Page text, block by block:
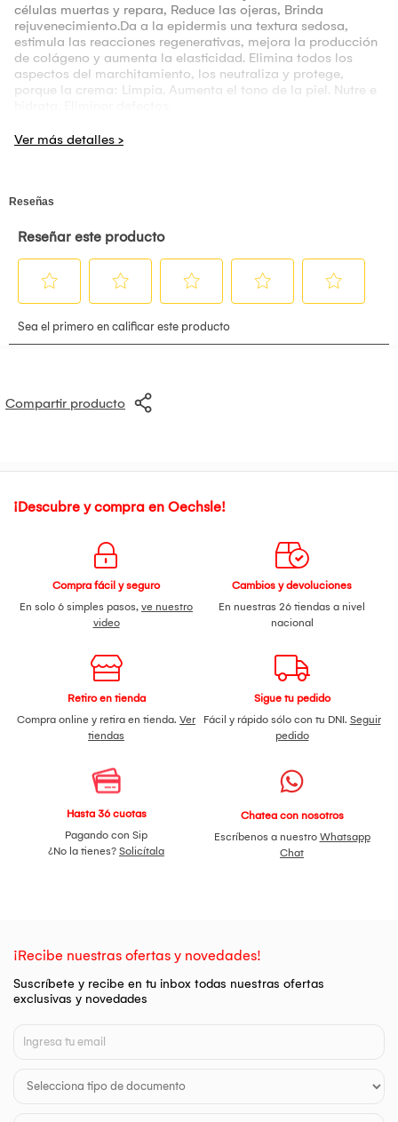
células muertas y repara, Reduce las ojeras, Brinda
rejuvenecimiento.Da a la epidermis una textura sedosa,
estimula las reacciones regenerativas, mejora la producción
de colágeno y aumenta la elasticidad. Elimina todos los
aspectos del marchitamiento, los neutraliza y protege,
porque la crema: Limpia. Aumenta el tono de la piel. Nutre e
sobre la cara cada mañana después de la limpieza, masajee
Mascarilla para ojos de efecto tonificante, restaurador,
Ingrediente activo: ácido hialurónico, colágeno, algas.
sobre la piel limpia debajo de los ojos. Déjelo actuar durante
20-30 minutos, luego retírelo y deje que el gel activo
restante penetre en la piel. Los parches son adecuados para
Compartir producto
¡Descubre y compra en Oechsle!
Compra fácil y seguro
En solo 6 simples pasos, ve nuestro
video
Cambios y devoluciones
En nuestras 26 tiendas a nivel
nacional
Retiro en tienda
Compra online y retira en tienda. Ver
tiendas
Sigue tu pedido
Fácil y rápido sólo con tu DNI. Seguir
pedido
Hasta 36 cuotas
Pagando con Sip
¿No la tienes? Solicítala
Chatea con nosotros
Escríbenos a nuestro Whatsapp
Chat
¡Recibe nuestras ofertas y novedades!
Suscríbete y recibe en tu inbox todas nuestras ofertas
exclusivas y novedades